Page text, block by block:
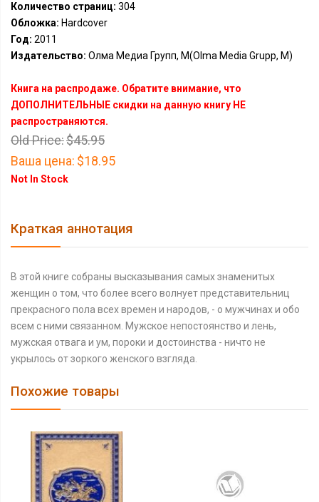
Количество страниц: 304
Обложка: Hardcover
Год: 2011
Издательство: Олма Медиа Групп, М(Olma Media Grupp, M)
Книга на распродаже. Обратите внимание, что
ДОПОЛНИТЕЛЬНЫЕ скидки на данную книгу НЕ
распространяются.
Old Price:$45.95
Ваша цена: $18.95
Not In Stock
Краткая аннотация
В этой книге собраны высказывания самых знаменитых
женщин о том, что более всего волнует представительниц
прекрасного пола всех времен и народов, - о мужчинах и обо
всем с ними связанном. Мужское непостоянство и лень,
мужская отвага и ум, пороки и достоинства - ничто не
укрылось от зоркого женского взгляда.
Похожие товары